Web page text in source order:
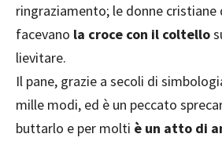
ringraziamento; le donne cristiane
facevano la croce con il coltello
lievitare.
Il pane, grazie a secoli di
mille modi, ed è un peccato
buttarlo e per molti è un atto di